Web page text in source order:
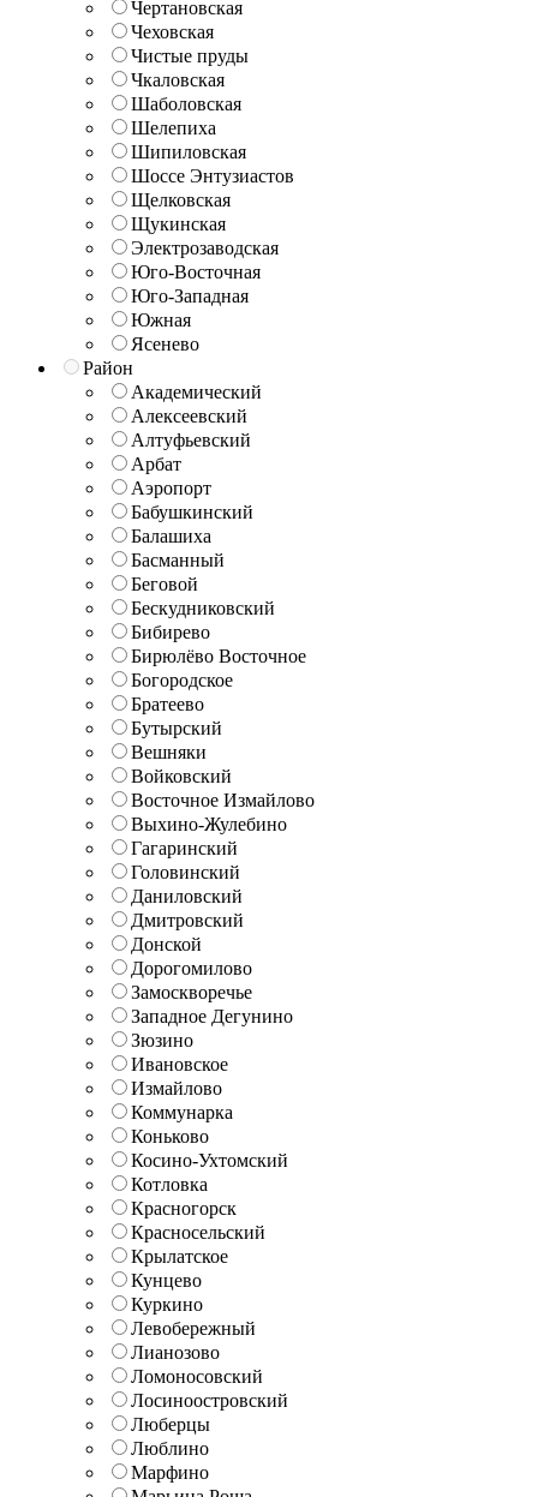
Чертановская
Чеховская
Чистые пруды
Чкаловская
Шаболовская
Шелепиха
Шипиловская
Шоссе Энтузиастов
Щелковская
Щукинская
Электрозаводская
Юго-Восточная
Юго-Западная
Южная
Ясенево
Район
Академический
Алексеевский
Алтуфьевский
Арбат
Аэропорт
Бабушкинский
Балашиха
Басманный
Беговой
Бескудниковский
Бибирево
Бирюлёво Восточное
Богородское
Братеево
Бутырский
Вешняки
Войковский
Восточное Измайлово
Выхино-Жулебино
Гагаринский
Головинский
Даниловский
Дмитровский
Донской
Дорогомилово
Замоскворечье
Западное Дегунино
Зюзино
Ивановское
Измайлово
Коммунарка
Коньково
Косино-Ухтомский
Котловка
Красногорск
Красносельский
Крылатское
Кунцево
Куркино
Левобережный
Лианозово
Ломоносовский
Лосиноостровский
Люберцы
Люблино
Марфино